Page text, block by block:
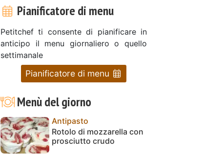
Pianificatore di menu
Petitchef ti consente di pianificare in
anticipo il menu giornaliero o quello
settimanale
Pianificatore di menu
Menù del giorno
Antipasto
Rotolo di mozzarella con
prosciutto crudo